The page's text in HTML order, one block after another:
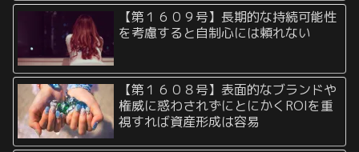
【第１６０９号】長期的な持続可能性
を考慮すると自制心には頼れない
【第１６０８号】表面的なブランドや
権威に惑わされずにとにかくROIを重
視すれば資産形成は容易